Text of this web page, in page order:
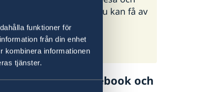
funktioner för
från din enhet
kombinera informationen
tjänster.
om vilken hjälp du kan få av
situationer.
reseinformation på
Resklar på Facebook och